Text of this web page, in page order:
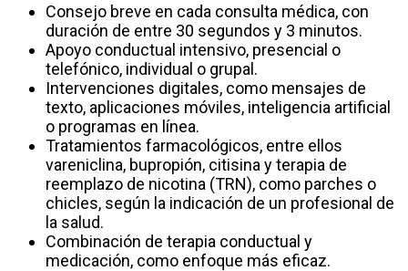
Consejo breve en cada consulta médica, con
duración de entre 30 segundos y 3 minutos.
Apoyo conductual intensivo, presencial o
telefónico, individual o grupal.
Intervenciones digitales, como mensajes de
texto, aplicaciones móviles, inteligencia artificial
o programas en línea.
Tratamientos farmacológicos, entre ellos
vareniclina, bupropión, citisina y terapia de
reemplazo de nicotina (TRN), como parches o
chicles, según la indicación de un profesional de
la salud.
Combinación de terapia conductual y
medicación, como enfoque más eficaz.